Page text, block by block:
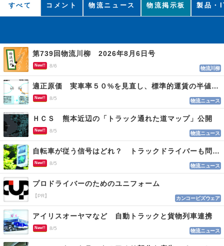
すべて コメント 物流ニュース 物流掲示板 製品・
第739回物流川柳 2026年8月6日号
New!! 8/6 物流川柳
適正原価 実車率５０%を見直し、標準的運賃の半値の恐れも
New!! 8/5 物流ニュース
ＨＣＳ 熊本近辺の「トラック通れた道マップ」公開
New!! 8/5 物流ニュース
自転車が従う信号はどれ？ トラックドライバーも問われる認識
New!! 8/5 物流ニュース
プロドライバーのためのユニフォーム
【PR】 カンコービズウェア
アイリスオーヤマなど 自動トラックと貨物列車連携
New!! 8/5 物流ニュース